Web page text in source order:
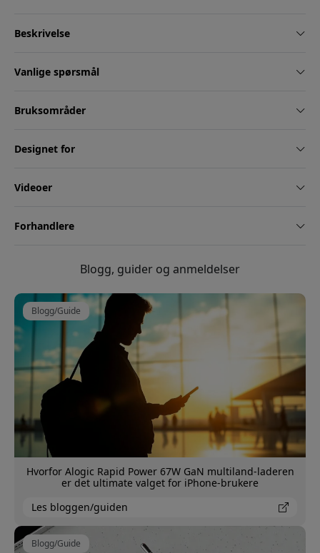
Beskrivelse
Vanlige spørsmål
Bruksområder
Designet for
Videoer
Forhandlere
Blogg, guider og anmeldelser
Blogg/Guide
Hvorfor Alogic Rapid Power 67W GaN multiland-laderen
er det ultimate valget for iPhone-brukere
Les bloggen/guiden
Blogg/Guide